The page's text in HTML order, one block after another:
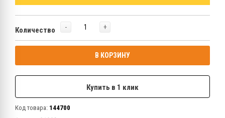
Количество - +
В КОРЗИНУ
Купить в 1 клик
Код товара: 144700